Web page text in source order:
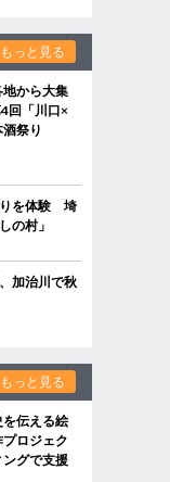
もっと見る
から大集
回「川口×
祭り
りを体験 埼
の村」
加治川で秋
もっと見る
伝える絵
ロジェク
グで支援